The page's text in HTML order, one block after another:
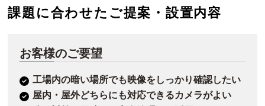
課題に合わせたご提案・設置内容
お客様のご要望
工場内の暗い場所でも映像をしっかり確認したい
屋内・屋外どちらにも対応できるカメラがよい